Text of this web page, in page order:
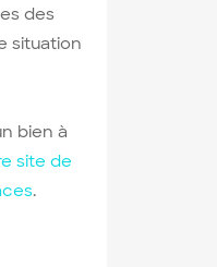
des
situation
bien à
site de
.